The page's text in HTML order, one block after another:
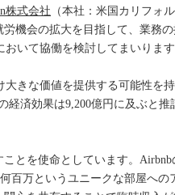
株式会社 （本社：米国カリフォ
機会の拡大を目指して、業務
いて協働を検討してまいります
きな価値を提供する可能性を持
済効果は9,200億円に及ぶと推
とを使命としています。Airbnb
百万というユニークな部屋への